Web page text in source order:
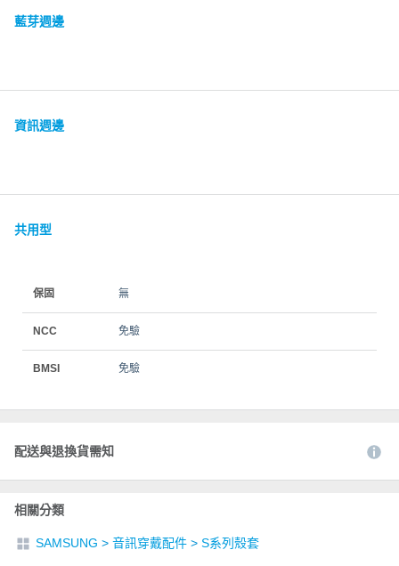
藍芽週邊
資訊週邊
共用型
保固 無
NCC 免驗
BMSI 免驗
配送與退換貨需知
相關分類
SAMSUNG > 音訊穿戴配件 > S系列殼套